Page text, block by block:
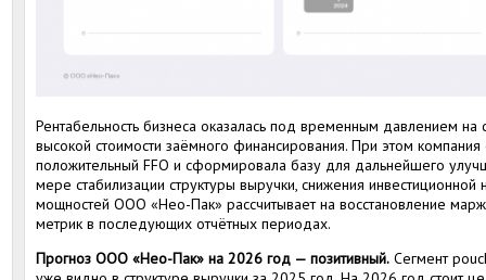
Рентабельность бизнеса оказалась под временным давлением
высокой стоимости заёмного финансирования. При этом компания
положительный FFO и сформировала базу для дальнейшего
мере стабилизации структуры выручки, снижения инвестиционной
мощностей ООО «Нео-Пак» рассчитывает на восстановление
метрик в последующих отчётных периодах.
Прогноз ООО «Нео-Пак» на 2026 год — позитивный. Сегмент